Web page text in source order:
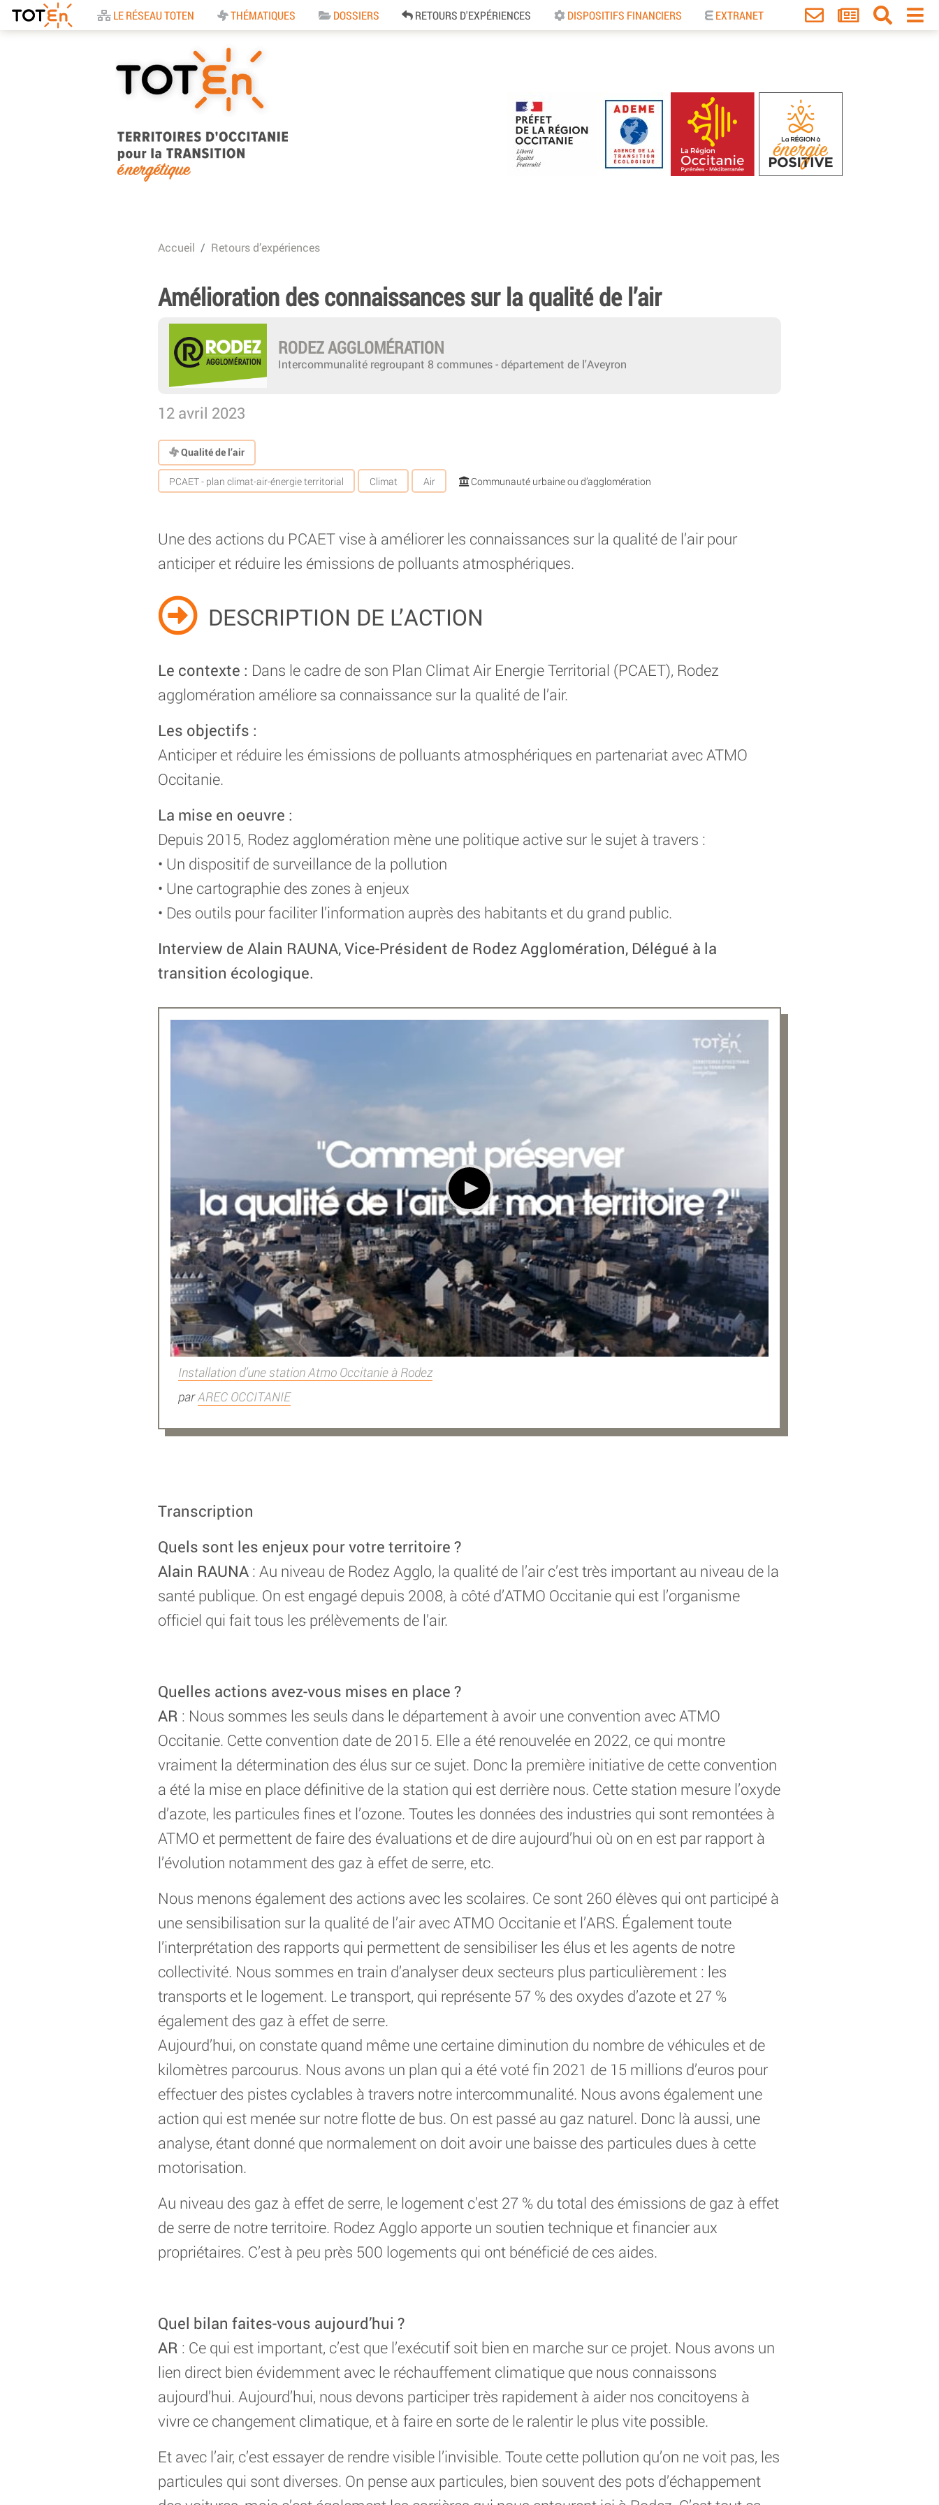
Accueil
LE RÉSEAU TOTEN THÉMATIQUES DOSSIERS RETOURS D'EXPÉRIENCES DISPOSITIFS FINANCIERS EXTRANET
pour la Transition
Energétique
Accueil Retours d’expériences
Amélioration des connaissances sur la qualité de l’air
RODEZ AGGLOMÉRATION
Intercommunalité regroupant 8 communes - département de l'Aveyron
12 avril 2023
Qualité de l’air
PCAET - plan climat-air-énergie territorial Climat Air Communauté urbaine ou d’agglomération
Une des actions du PCAET vise à améliorer les connaissances sur la qualité de l’air pour
anticiper et réduire les émissions de polluants atmosphériques.
DESCRIPTION DE L’ACTION
Le contexte : Dans le cadre de son Plan Climat Air Energie Territorial (PCAET), Rodez
agglomération améliore sa connaissance sur la qualité de l’air.
Les objectifs :
Anticiper et réduire les émissions de polluants atmosphériques en partenariat avec ATMO
Occitanie.
La mise en oeuvre :
Depuis 2015, Rodez agglomération mène une politique active sur le sujet à travers :
• Un dispositif de surveillance de la pollution
• Une cartographie des zones à enjeux
• Des outils pour faciliter l’information auprès des habitants et du grand public.
Interview de Alain RAUNA, Vice-Président de Rodez Agglomération, Délégué à la
transition écologique.
Installation d’une station Atmo Occitanie à Rodez
parAREC OCCITANIE
Transcription
Quels sont les enjeux pour votre territoire ?
Alain RAUNA: Au niveau de Rodez Agglo, la qualité de l’air c’est très important au niveau de la
santé publique. On est engagé depuis 2008, à côté d’ATMO Occitanie qui est l’organisme
officiel qui fait tous les prélèvements de l’air.
Quelles actions avez-vous mises en place ?
AR : Nous sommes les seuls dans le département à avoir une convention avec ATMO
Occitanie. Cette convention date de 2015. Elle a été renouvelée en 2022, ce qui montre
vraiment la détermination des élus sur ce sujet. Donc la première initiative de cette convention
a été la mise en place définitive de la station qui est derrière nous. Cette station mesure l’oxyde
d’azote, les particules fines et l’ozone. Toutes les données des industries qui sont remontées à
ATMO et permettent de faire des évaluations et de dire aujourd’hui où on en est par rapport à
l’évolution notamment des gaz à effet de serre, etc.
Nous menons également des actions avec les scolaires. Ce sont 260 élèves qui ont participé à
une sensibilisation sur la qualité de l’air avec ATMO Occitanie et l’ARS. Également toute
l’interprétation des rapports qui permettent de sensibiliser les élus et les agents de notre
collectivité. Nous sommes en train d’analyser deux secteurs plus particulièrement : les
transports et le logement. Le transport, qui représente 57 % des oxydes d’azote et 27 %
également des gaz à effet de serre.
Aujourd’hui, on constate quand même une certaine diminution du nombre de véhicules et de
kilomètres parcourus. Nous avons un plan qui a été voté fin 2021 de 15 millions d’euros pour
effectuer des pistes cyclables à travers notre intercommunalité. Nous avons également une
action qui est menée sur notre flotte de bus. On est passé au gaz naturel. Donc là aussi, une
analyse, étant donné que normalement on doit avoir une baisse des particules dues à cette
motorisation.
Au niveau des gaz à effet de serre, le logement c’est 27 % du total des émissions de gaz à effet
de serre de notre territoire. Rodez Agglo apporte un soutien technique et financier aux
propriétaires. C’est à peu près 500 logements qui ont bénéficié de ces aides.
Quel bilan faites-vous aujourd’hui ?
AR : Ce qui est important, c’est que l’exécutif soit bien en marche sur ce projet. Nous avons un
lien direct bien évidemment avec le réchauffement climatique que nous connaissons
aujourd’hui. Aujourd’hui, nous devons participer très rapidement à aider nos concitoyens à
vivre ce changement climatique, et à faire en sorte de le ralentir le plus vite possible.
Et avec l’air, c’est essayer de rendre visible l’invisible. Toute cette pollution qu’on ne voit pas, les
particules qui sont diverses. On pense aux particules, bien souvent des pots d’échappement